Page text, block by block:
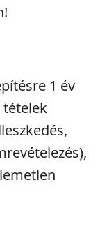
1 év
tételek